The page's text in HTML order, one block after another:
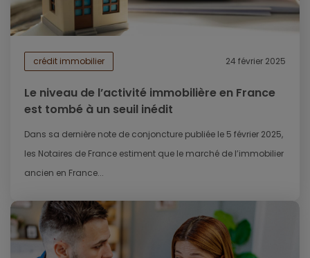
crédit immobilier 24 février 2025
Le niveau de l’activité immobilière en France
est tombé à un seuil inédit
Dans sa dernière note de conjoncture publiée le 5 février 2025,
les Notaires de France estiment que le marché de l’immobilier
ancien en France...